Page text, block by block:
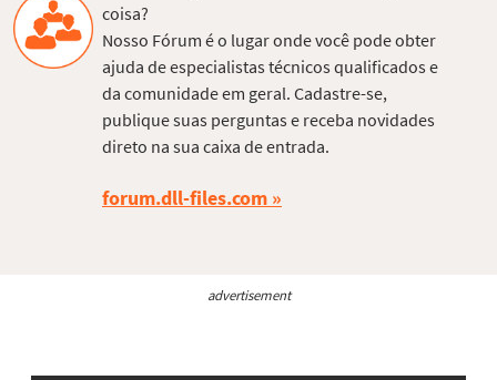
coisa?
Nosso Fórum é o lugar onde você pode obter
ajuda de especialistas técnicos qualificados e
da comunidade em geral. Cadastre-se,
publique suas perguntas e receba novidades
direto na sua caixa de entrada.
forum.dll-files.com
advertisement